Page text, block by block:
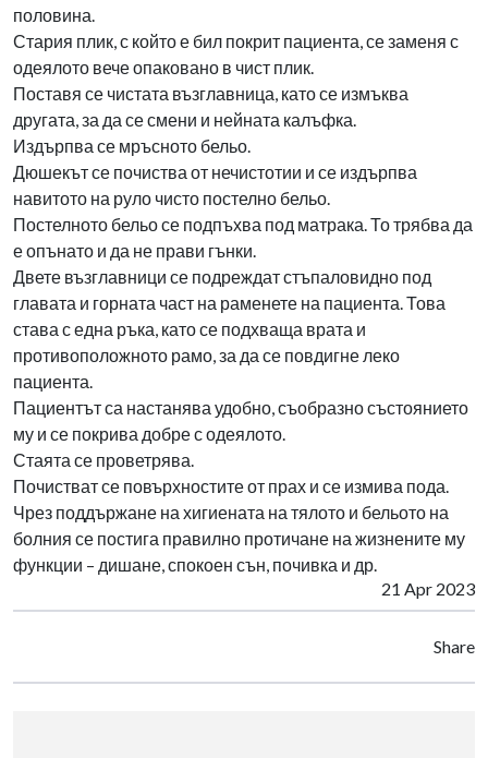
половина.
Стария плик, с който е бил покрит пациента, се заменя с
одеялото вече опаковано в чист плик.
Поставя се чистата възглавница, като се измъква
другата, за да се смени и нейната калъфка.
Издърпва се мръсното бельо.
Дюшекът се почиства от нечистотии и се издърпва
навитото на руло чисто постелно бельо.
Постелното бельо се подпъхва под матрака. То трябва да
е опънато и да не прави гънки.
Двете възглавници се подреждат стъпаловидно под
главата и горната част на раменете на пациента. Това
става с една ръка, като се подхваща врата и
противоположното рамо, за да се повдигне леко
пациента.
Пациентът са настанява удобно, съобразно състоянието
му и се покрива добре с одеялото.
Стаята се проветрява.
Почистват се повърхностите от прах и се измива пода.
Чрез поддържане на хигиената на тялото и бельото на
болния се постига правилно протичане на жизнените му
функции – дишане, спокоен сън, почивка и др.
21 Apr 2023
Share